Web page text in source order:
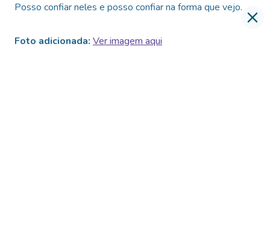
Skip
content
Posso confiar neles e posso confiar na forma que vejo.
Foto adicionada: Ver imagem aqui